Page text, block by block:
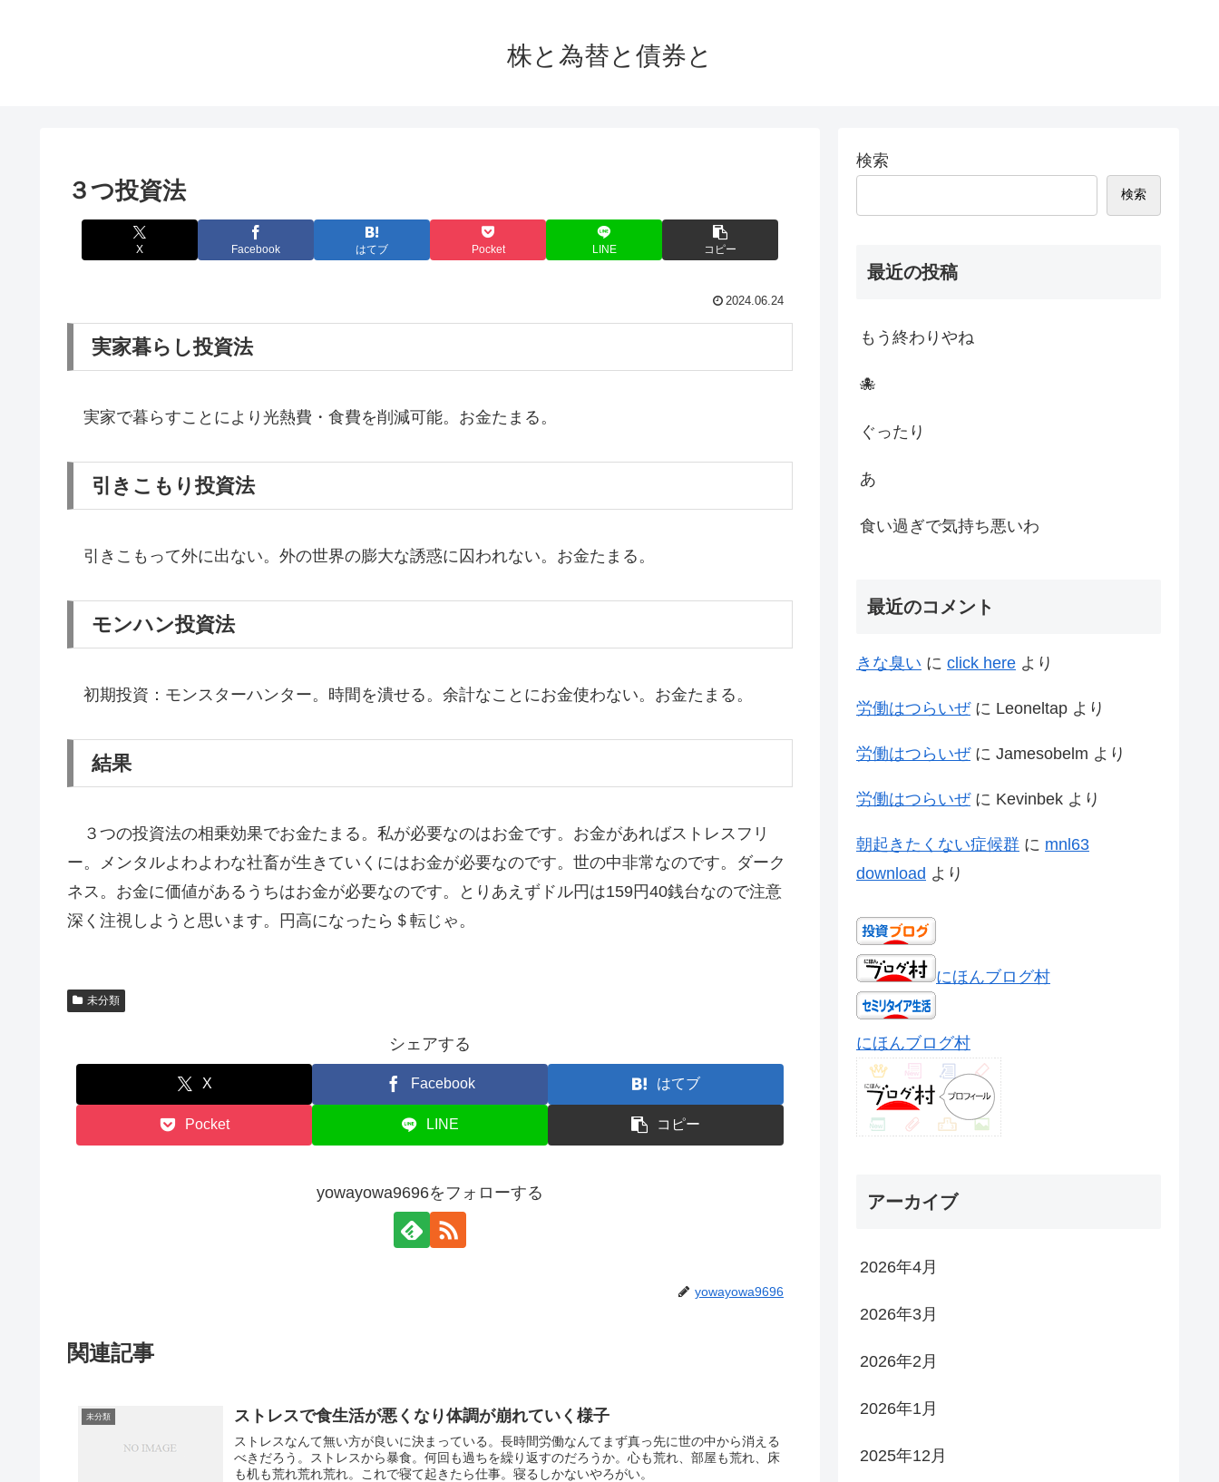
株と為替と債券と
３つ投資法
X Facebook はてブ Pocket LINE コピー
2024.06.24
実家暮らし投資法
実家で暮らすことにより光熱費・食費を削減可能。お金たまる。
引きこもり投資法
引きこもって外に出ない。外の世界の膨大な誘惑に囚われない。お金たまる。
モンハン投資法
初期投資：モンスターハンター。時間を潰せる。余計なことにお金使わない。お金たまる。
結果
３つの投資法の相乗効果でお金たまる。私が必要なのはお金です。お金があればストレスフリ
ー。メンタルよわよわな社畜が生きていくにはお金が必要なのです。世の中非常なのです。ダーク
ネス。お金に価値があるうちはお金が必要なのです。とりあえずドル円は159円40銭台なので注意
深く注視しようと思います。円高になったら＄転じゃ。
未分類
シェアする
X Facebook はてブ
Pocket LINE コピー
yowayowa9696をフォローする
yowayowa9696
関連記事
未分類 ストレスで食生活が悪くなり体調が崩れていく様子
ストレスなんて無い方が良いに決まっている。長時間労働なんてまず真っ先に世の中から消える
べきだろう。ストレスから暴食。何回も過ちを繰り返すのだろうか。心も荒れ、部屋も荒れ、床
も机も荒れ荒れ荒れ。これで寝て起きたら仕事。寝るしかないやろがい。
検索
検索
最近の投稿
もう終わりやね
🐙
ぐったり
あ
食い過ぎで気持ち悪いわ
最近のコメント
きな臭い に click here より
労働はつらいぜに Leoneltap より
労働はつらいぜに Jamesobelm より
労働はつらいぜに Kevinbek より
朝起きたくない症候群 に mnl63
download より
にほんブログ村
にほんブログ村
アーカイブ
2026年4月
2026年3月
2026年2月
2026年1月
2025年12月